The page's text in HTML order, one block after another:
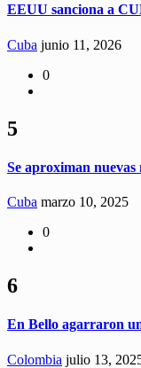
EEUU sanciona a
Cuba junio 11, 2026
0
5
Se aproximan
Cuba marzo 10, 2025
0
6
En Bello agarraron
Colombia julio 13,